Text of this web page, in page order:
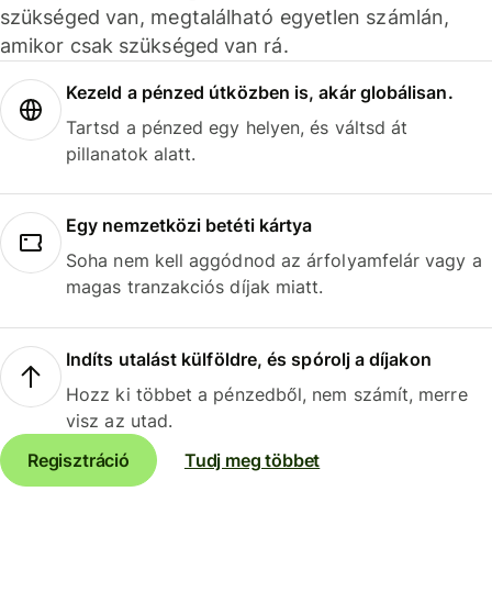
szükséged van, megtalálható egyetlen számlán,
amikor csak szükséged van rá.
Kezeld a pénzed útközben is, akár globálisan.
Tartsd a pénzed egy helyen, és váltsd át
pillanatok alatt.
Egy nemzetközi betéti kártya
Soha nem kell aggódnod az árfolyamfelár vagy a
magas tranzakciós díjak miatt.
Indíts utalást külföldre, és spórolj a díjakon
Hozz ki többet a pénzedből, nem számít, merre
visz az utad.
Regisztráció
Tudj meg többet